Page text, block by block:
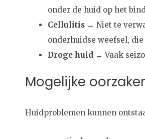
onder de huid op het
Cellulitis → Niet te
onderhuidse weefsel,
Droge huid → Vaak
Mogelijke
Huidproblemen kunnen